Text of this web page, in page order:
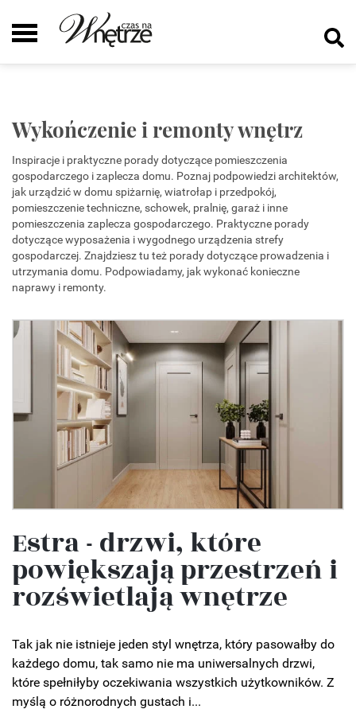
Wykończenie i remonty wnętrz
Inspiracje i praktyczne porady dotyczące pomieszczenia
gospodarczego i zaplecza domu. Poznaj podpowiedzi architektów,
jak urządzić w domu spiżarnię, wiatrołap i przedpokój,
pomieszczenie techniczne, schowek, pralnię, garaż i inne
pomieszczenia zaplecza gospodarczego. Praktyczne porady
dotyczące wyposażenia i wygodnego urządzenia strefy
gospodarczej. Znajdziesz tu też porady dotyczące prowadzenia i
utrzymania domu. Podpowiadamy, jak wykonać konieczne
naprawy i remonty.
Estra - drzwi, które
powiększają przestrzeń i
rozświetlają wnętrze
Tak jak nie istnieje jeden styl wnętrza, który pasowałby do
każdego domu, tak samo nie ma uniwersalnych drzwi,
które spełniłyby oczekiwania wszystkich użytkowników. Z
myślą o różnorodnych gustach i...